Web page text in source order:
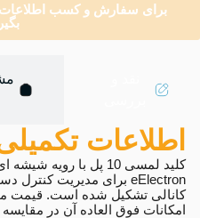
برای سفارش و کسب اطلاعات
اطلاعات
کانالی تشکیل شده است. قیمت
امکانات فوق العاده آن در